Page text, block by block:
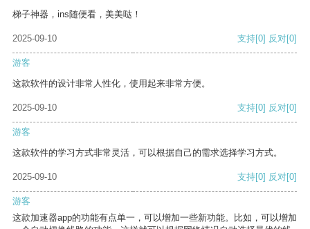
梯子神器，ins随便看，美美哒！
2025-09-10 支持[0] 反对[0]
游客
这款软件的设计非常人性化，使用起来非常方便。
2025-09-10 支持[0] 反对[0]
游客
这款软件的学习方式非常灵活，可以根据自己的需求选择学习方式。
2025-09-10 支持[0] 反对[0]
游客
这款加速器app的功能有点单一，可以增加一些新功能。比如，可以增加